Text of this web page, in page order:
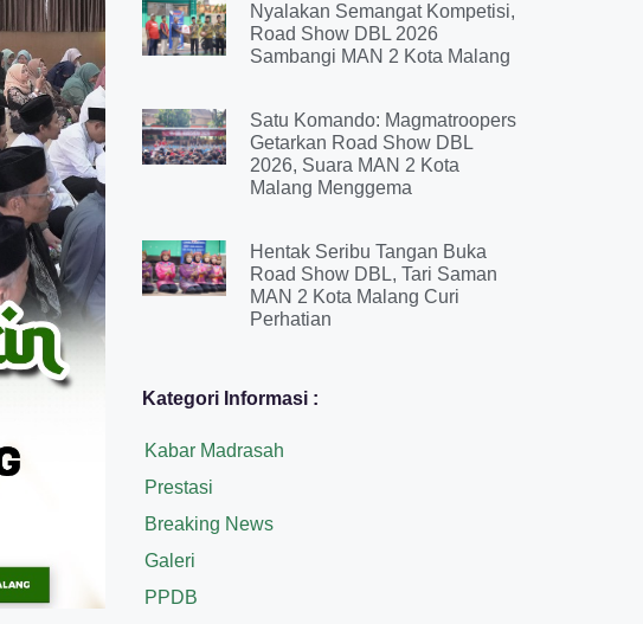
Nyalakan Semangat Kompetisi,
Road Show DBL 2026
Sambangi MAN 2 Kota Malang
Satu Komando: Magmatroopers
Getarkan Road Show DBL
2026, Suara MAN 2 Kota
Malang Menggema
Hentak Seribu Tangan Buka
Road Show DBL, Tari Saman
MAN 2 Kota Malang Curi
Perhatian
Kategori Informasi :
Kabar Madrasah
Prestasi
Breaking News
Galeri
PPDB